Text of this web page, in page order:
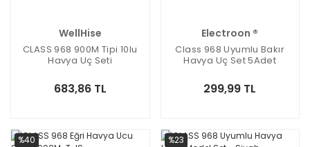
WellHise
CLASS 968 900M Tipi 10lu
Havya Uç Seti
683,86 TL
Electroon ®
Class 968 Uyumlu Bakır
Havya Uç Set 5Adet
299,99 TL
%40 %23